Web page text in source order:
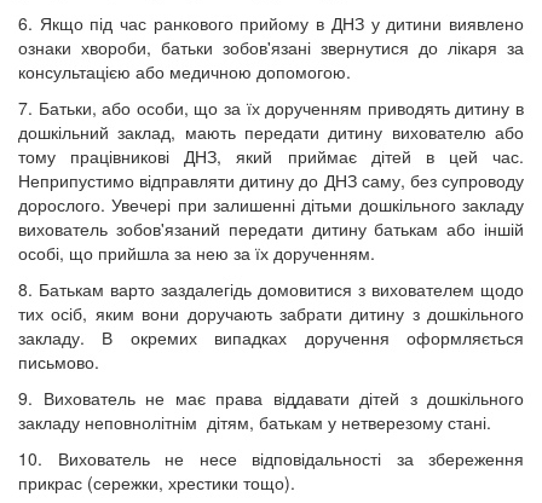
6. Якщо під час ранкового прийому в ДНЗ у дитини виявлено
ознаки хвороби, батьки зобов'язані звернутися до лікаря за
консультацією або медичною допомогою.
7. Батьки, або особи, що за їх дорученням приводять дитину в
дошкільний заклад, мають передати дитину вихователю або
тому працівникові ДНЗ, який приймає дітей в цей час.
Неприпустимо відправляти дитину до ДНЗ саму, без супроводу
дорослого. Увечері при залишенні дітьми дошкільного закладу
вихователь зобов'язаний передати дитину батькам або іншій
особі, що прийшла за нею за їх дорученням.
8. Батькам варто заздалегідь домовитися з вихователем щодо
тих осіб, яким вони доручають забрати дитину з дошкільного
закладу. В окремих випадках доручення оформляється
письмово.
9. Вихователь не має права віддавати дітей з дошкільного
закладу неповнолітнім дітям, батькам у нетверезому стані.
10. Вихователь не несе відповідальності за збереження
прикрас (сережки, хрестики тощо).